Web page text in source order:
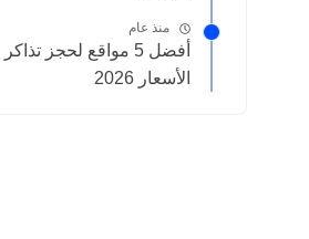
منذ عام
أفضل 5 مواقع لحجز
الأسعار 2026